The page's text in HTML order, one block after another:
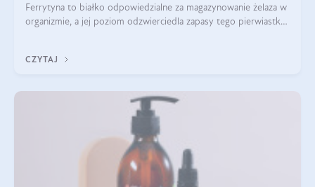
Ferrytyna to białko odpowiedzialne za magazynowanie żelaza w
organizmie, a jej poziom odzwierciedla zapasy tego pierwiastka.
funkcjonowanie (
CZYTAJ